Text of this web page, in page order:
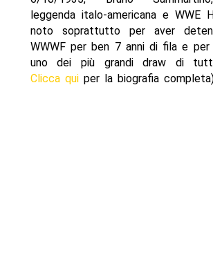
leggenda italo-americana e WWE
noto soprattutto per aver
WWWF per ben 7 anni di fila e
uno dei più grandi draw di
Clicca quiper la biografia